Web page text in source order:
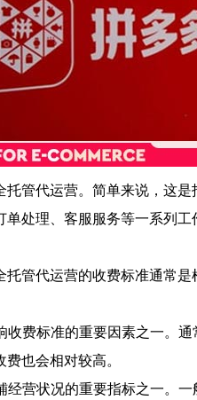
代运营。简单来说，这是
处理、客服服务等一系列
管代运营的收费标准通常是
费标准的重要因素之一。通
也会相对较高。
营状况的重要指标之一。一